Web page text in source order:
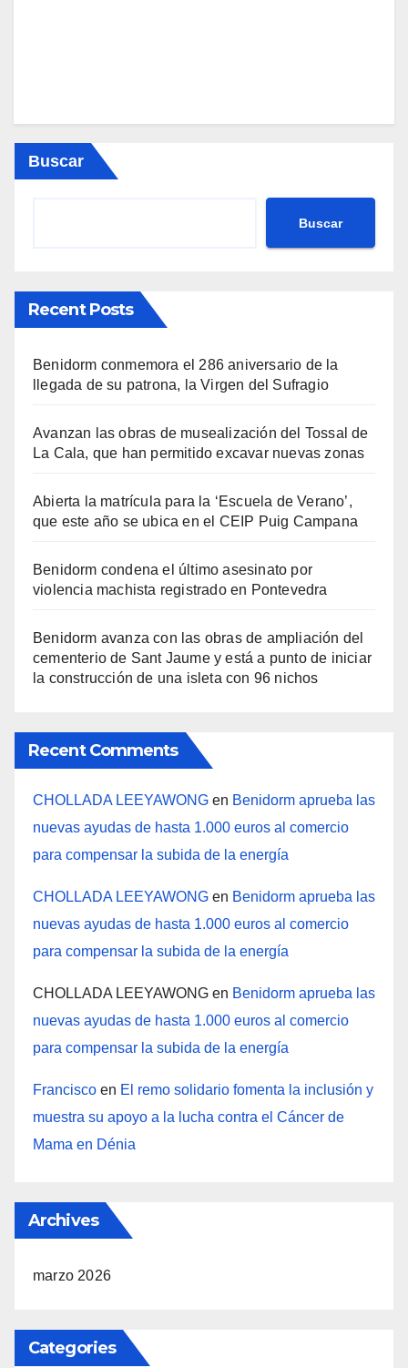
Buscar
Buscar
Recent Posts
Benidorm conmemora el 286 aniversario de la
llegada de su patrona, la Virgen del Sufragio
Avanzan las obras de musealización del Tossal de
La Cala, que han permitido excavar nuevas zonas
Abierta la matrícula para la ‘Escuela de Verano’,
que este año se ubica en el CEIP Puig Campana
Benidorm condena el último asesinato por
violencia machista registrado en Pontevedra
Benidorm avanza con las obras de ampliación del
cementerio de Sant Jaume y está a punto de iniciar
la construcción de una isleta con 96 nichos
Recent Comments
CHOLLADA LEEYAWONG en Benidorm aprueba las
nuevas ayudas de hasta 1.000 euros al comercio
para compensar la subida de la energía
CHOLLADA LEEYAWONG en Benidorm aprueba las
nuevas ayudas de hasta 1.000 euros al comercio
para compensar la subida de la energía
CHOLLADA LEEYAWONG en Benidorm aprueba las
nuevas ayudas de hasta 1.000 euros al comercio
para compensar la subida de la energía
Francisco en El remo solidario fomenta la inclusión y
muestra su apoyo a la lucha contra el Cáncer de
Mama en Dénia
Archives
marzo 2026
Categories